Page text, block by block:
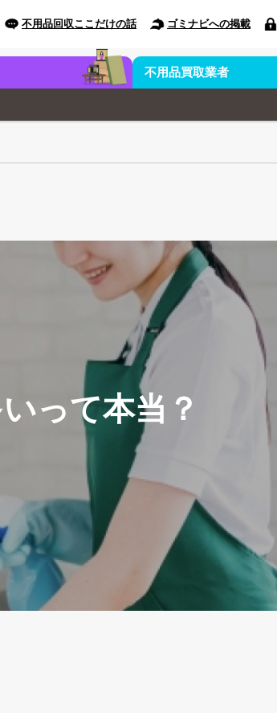
不用品回収ここだけの話 ゴミナビへの掲載
不用品買取業者
って本当？